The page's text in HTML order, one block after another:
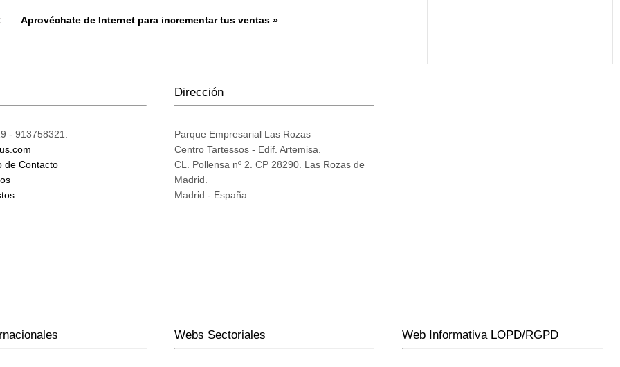
Aprovéchate de Internet para incrementar tus ventas »
- 913758321.
de Contacto
Dirección
Parque Empresarial Las Rozas
Centro Tartessos - Edif. Artemisa.
CL. Pollensa nº 2. CP 28290. Las Rozas de
Madrid.
Madrid - España.
Webs Sectoriales Web Informativa LOPD/RGPD